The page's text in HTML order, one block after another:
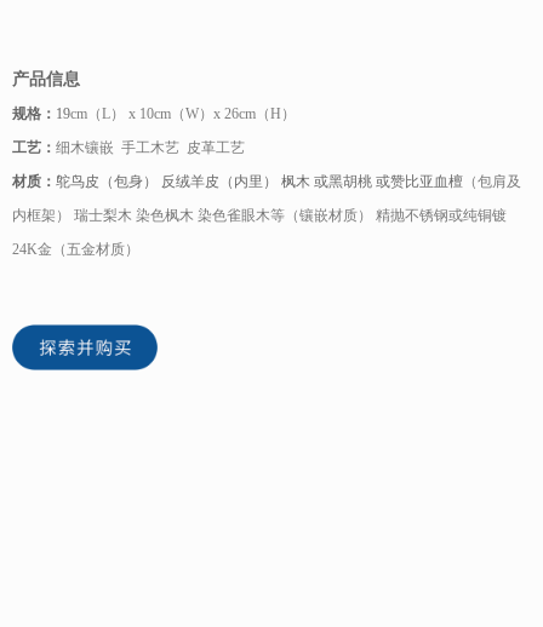
产品信息
规格： 19cm（L） x 10cm（W）x 26cm（H）
工艺： 细木镶嵌 手工木艺 皮革工艺
材质： 鸵鸟皮（包身） 反绒羊皮（内里） 枫木 或黑胡桃 或赞比亚血檀 （包肩及
内框架） 瑞士梨木 染色枫木 染色雀眼木等（镶嵌材质） 精抛不锈钢或纯铜镀
24K金（五金材质）